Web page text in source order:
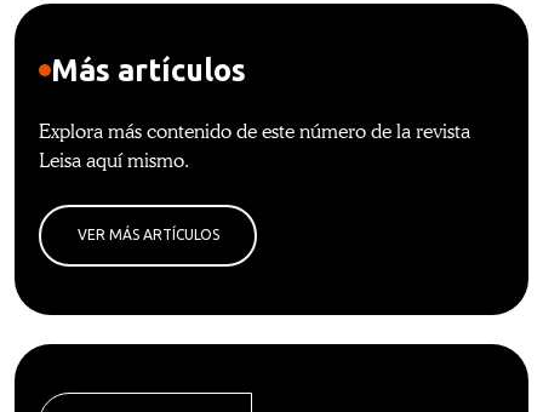
Más artículos
Explora más contenido de este número de la revista
Leisa aquí mismo.
VER MÁS ARTÍCULOS